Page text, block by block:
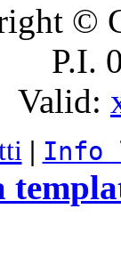
©
P.I.
Valid:
| Info